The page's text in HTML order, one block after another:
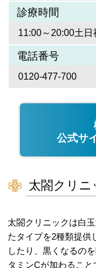
診療時間
11:00～20:00土
電話番号
0120-477-700
公式サ
太閤クリニ
太閤クリニックは白
たタイプを2種類提供
したり、黒くなるの
タミンCが加わるこ